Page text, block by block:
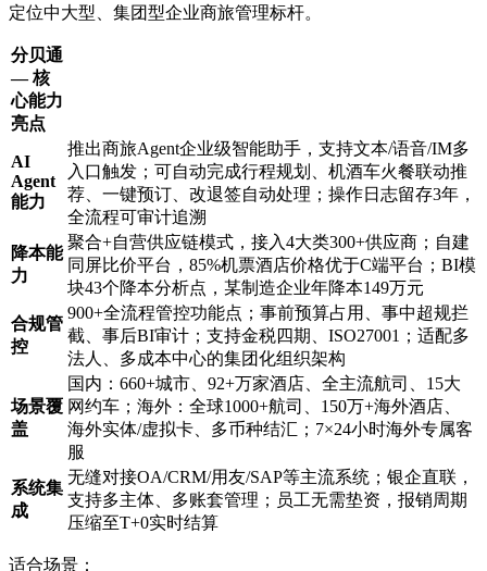
定位中大型、集团型企业商旅管理标杆。
分贝通
— 核
心能力
亮点
AI
Agent
能力
推出商旅Agent企业级智能助手，支持文本/语音/IM多
入口触发；可自动完成行程规划、机酒车火餐联动推
荐、一键预订、改退签自动处理；操作日志留存3年，
全流程可审计追溯
降本能
力
聚合+自营供应链模式，接入4大类300+供应商；自建
同屏比价平台，85%机票酒店价格优于C端平台；BI模
块43个降本分析点，某制造企业年降本149万元
合规管
控
900+全流程管控功能点；事前预算占用、事中超规拦
截、事后BI审计；支持金税四期、ISO27001；适配多
法人、多成本中心的集团化组织架构
场景覆
盖
国内：660+城市、92+万家酒店、全主流航司、15大
网约车；海外：全球1000+航司、150万+海外酒店、
海外实体/虚拟卡、多币种结汇；7×24小时海外专属客
服
系统集
成
无缝对接OA/CRM/用友/SAP等主流系统；银企直联，
支持多主体、多账套管理；员工无需垫资，报销周期
压缩至T+0实时结算
适合场景：